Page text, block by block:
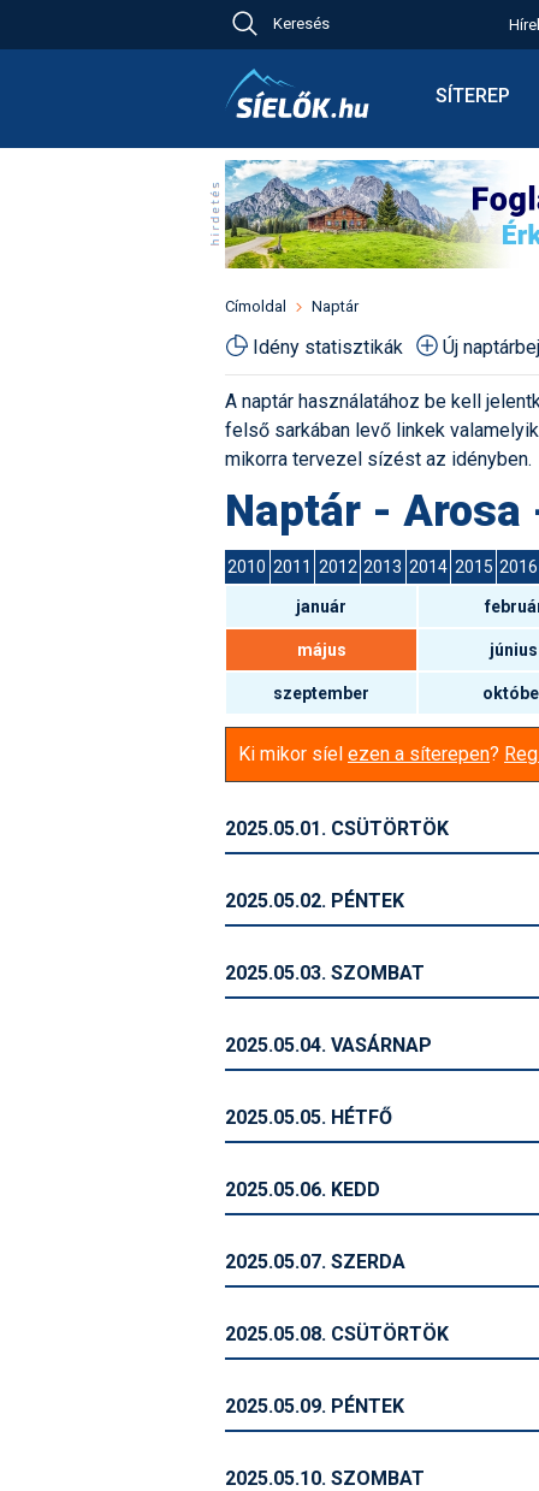
Keresés
SÍTEREP
Síbérletárak
Toplista
Havazás
Fotók
Címoldal Naptár
Idény statisztikák Új
A naptár használatához be kell
felső sarkában levő linkek
mikorra tervezel sízést az idényben.
Naptár - Arosa
2010 2011 2012 2013 2014 2015 2016
január
május június
szeptember
Ki mikor síel ezen a síterepen?
2025.05.01. CSÜTÖRTÖK
2025.05.02. PÉNTEK
2025.05.03. SZOMBAT
2025.05.04. VASÁRNAP
2025.05.05. HÉTFŐ
2025.05.06. KEDD
2025.05.07. SZERDA
2025.05.08. CSÜTÖRTÖK
2025.05.09. PÉNTEK
2025.05.10. SZOMBAT